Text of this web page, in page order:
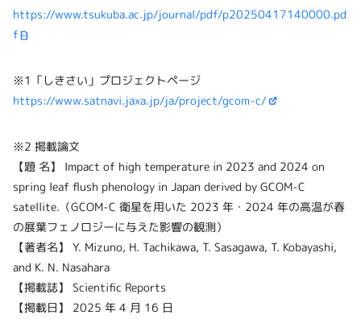
https://www.tsukuba.ac.jp/journal/pdf/p20250417140000.pd
f
※1「しきさい」プロジェクトページ
https://www.satnavi.jaxa.jp/ja/project/gcom-c/
※2 掲載論文
【題 名】 Impact of high temperature in 2023 and 2024 on
spring leaf flush phenology in Japan derived by GCOM-C
satellite.（GCOM-C 衛星を⽤いた 2023 年・2024 年の⾼温が春
の展葉フェノロジーに与えた影響の観測）
【著者名】 Y. Mizuno, H. Tachikawa, T. Sasagawa, T. Kobayashi,
and K. N. Nasahara
【掲載誌】 Scientific Reports
【掲載⽇】 2025 年 4 ⽉ 16 ⽇